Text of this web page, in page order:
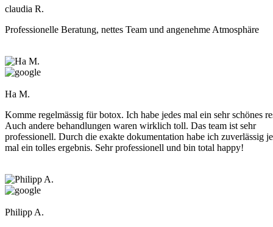
claudia R.
Professionelle Beratung, nettes Team und angenehme Atmosphäre
Ha M.
Komme regelmässig für botox. Ich habe jedes mal ein sehr schönes
Auch andere behandlungen waren wirklich toll. Das team ist sehr
professionell. Durch die exakte dokumentation habe ich zuverlässig
mal ein tolles ergebnis. Sehr professionell und bin total happy!
Philipp A.